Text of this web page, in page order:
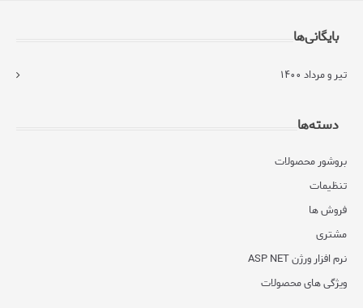
بایگانی‌ها
تیر و مرداد ۱۴۰۰
دسته‌ها
بروشور محصولات
تنظیمات
فروش ها
مشتری
نرم افزار ورژن ASP NET
ویژگی های محصولات